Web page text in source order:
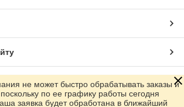
маркетплейсі Prom.ua
не может быстро обрабатывать заказы и
по ее графику работы сегодня
заявка будет обработана в ближайший